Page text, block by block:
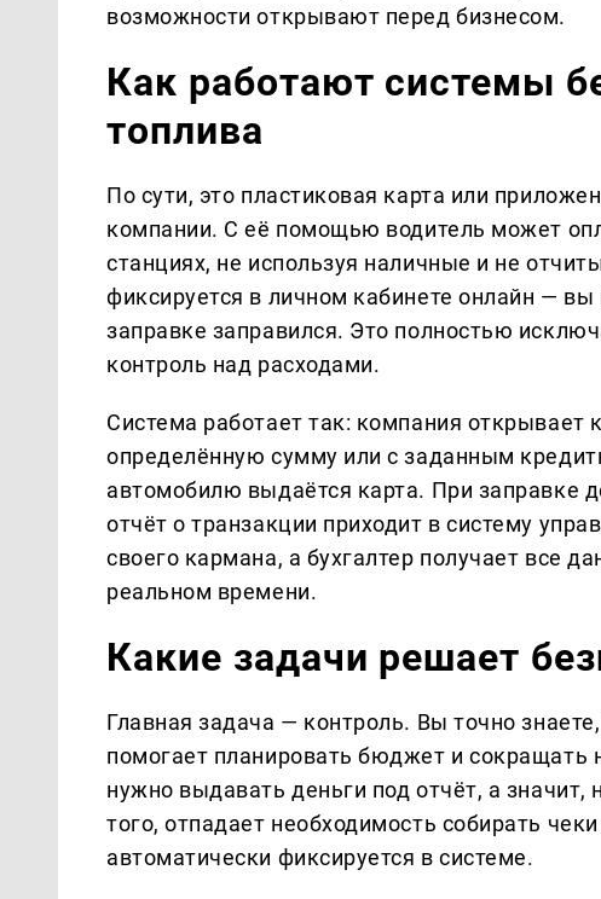
возможности открывают перед бизнесом.
Как работают системы
топлива
По сути, это пластиковая карта или
компании. С её помощью водитель может
станциях, не используя наличные и не
фиксируется в личном кабинете онлайн — вы
заправке заправился. Это полностью
контроль над расходами.
Система работает так: компания открывает
определённую сумму или с заданным
автомобилю выдаётся карта. При заправке
отчёт о транзакции приходит в систему
своего кармана, а бухгалтер получает все
реальном времени.
Какие задачи решает
Главная задача — контроль. Вы точно
помогает планировать бюджет и сокращать
нужно выдавать деньги под отчёт, а
того, отпадает необходимость собирать
автоматически фиксируется в системе.